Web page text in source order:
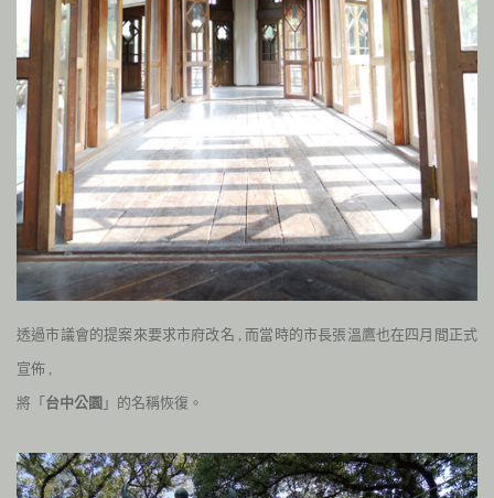
透過市議會的提案來要求市府改名 ,而當時的市長張溫鷹也在四月間正式
宣佈
將「台中公園 」的名稱恢復。